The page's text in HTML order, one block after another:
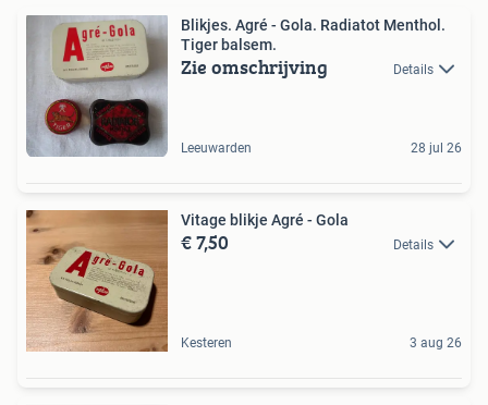
Blikjes. Agré - Gola. Radiatot Menthol.
Tiger balsem.
Zie omschrijving Details
Leeuwarden 28 jul 26
Vitage blikje Agré - Gola
€ 7,50 Details
Kesteren 3 aug 26